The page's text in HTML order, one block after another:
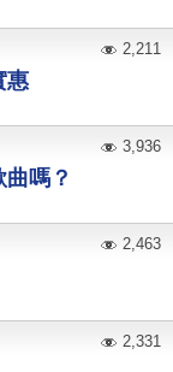
惠
2,211
嗎？
3,936
2,463
2,331